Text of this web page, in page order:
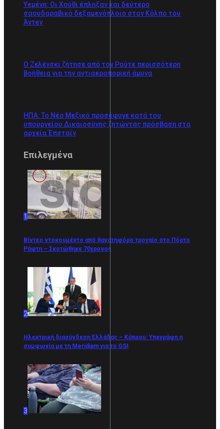
Υεμένη: Οι Χούθι έπληξαν και δεύτερο
σαουδαραβικό δεξαμενόπλοιο στον Κόλπο του
Άντεν
Ο Ζελένσκι ζήτησε από τον Ρούτε περισσότερη
βοήθεια για την αντιαεροπορική άμυνα
ΗΠΑ: Το Νέο Μεξικό προσέφυγε κατά του
υπουργείου Δικαιοσύνης ζητώντας πρόσβαση στα
αρχεία Έπσταϊν
Επιλεγμένα
1
Βίντεο ντοκουμέντο από θανατηφόρο τροχαίο στο Πόρτο
Ράφτη – Σκοτώθηκε 70χρονος
2
Ηλεκτρική διασύνδεση Ελλάδας – Κύπρου: Υπεγράφη η
συμφωνία με τη Meridiam για το GSI
3